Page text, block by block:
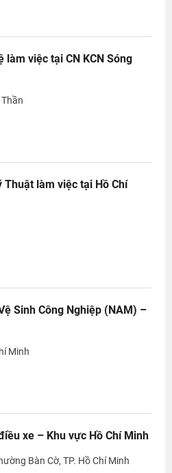
làm việc tại CN KCN Sóng
Thuật làm việc tại Hồ Chí
Sinh Công Nghiệp (NAM) –
Minh
xe – Khu vực Hồ Chí Minh
Bàn Cờ, TP. Hồ Chí Minh